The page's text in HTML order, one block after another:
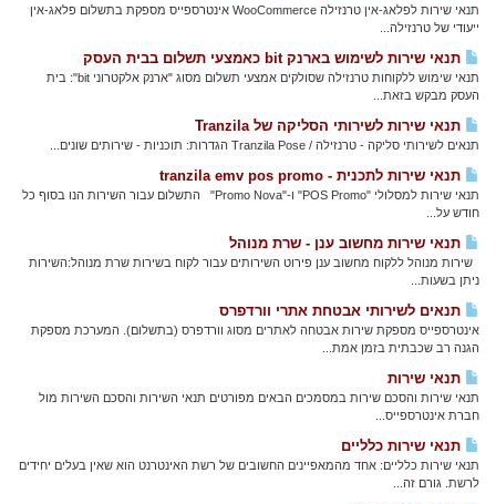
תנאי שירות לפלאג-אין טרנזילה WooCommerce אינטרספייס מספקת בתשלום פלאג-אין
ייעודי של טרנזילה...
תנאי שירות לשימוש בארנק bit כאמצעי תשלום בבית העסק
תנאי שימוש ללקוחות טרנזילה שסולקים אמצעי תשלום מסוג "ארנק אלקטרוני bit": בית
העסק מבקש בזאת...
תנאי שירות לשירותי הסליקה של Tranzila
תנאים לשירותי סליקה - טרנזילה / Tranzila Pose הגדרות: תוכניות - שירותים שונים...
תנאי שירות לתכנית - tranzila emv pos promo
תנאי שירות למסלולי "POS Promo" ו-"Promo Nova" התשלום עבור השירות הנו בסוף כל
חודש על...
תנאי שירות מחשוב ענן - שרת מנוהל
שירות מנוהל ללקוח מחשוב ענן פירוט השירותים עבור לקוח בשירות שרת מנוהל:השירות
ניתן בשעות...
תנאים לשירותי אבטחת אתרי וורדפרס
אינטרספייס מספקת שירות אבטחה לאתרים מסוג וורדפרס (בתשלום). המערכת מספקת
הגנה רב שכבתית בזמן אמת...
תנאי שירות
תנאי שירות והסכם שירות במסמכים הבאים מפורטים תנאי השירות והסכם השירות מול
חברת אינטרספייס...
תנאי שירות כלליים
תנאי שירות כלליים: אחד מהמאפיינים החשובים של רשת האינטרנט הוא שאין בעלים יחידים
לרשת. גורם זה...